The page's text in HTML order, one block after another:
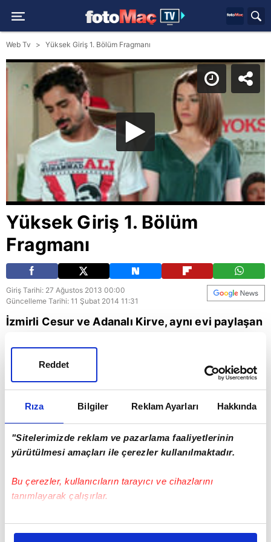
Rıza Bilgiler Reklam Ayarları Hakkında
"Sitelerimizde reklam ve pazarlama faaliyetlerinin
yürütülmesi amaçları ile çerezler kullanılmaktadır.
Bu çerezler, kullanıcıların tarayıcı ve cihazlarını
tanımlayarak çalışırlar.
Bu çerezlere izin vermeniz halinde sizlere özel
Reddet
Web Tv Yüksek Giriş 1. Bölüm Fragmanı
Yüksek Giriş 1. Bölüm
Fragmanı
Giriş Tarihi: 27 Ağustos 2013 00:00
Güncelleme Tarihi: 11 Şubat 2014 11:31
İzmirli Cesur ve Adanalı Kirve, aynı evi paylaşan
derslerle ve okulla pek ilgilerinin olmamasıdır.